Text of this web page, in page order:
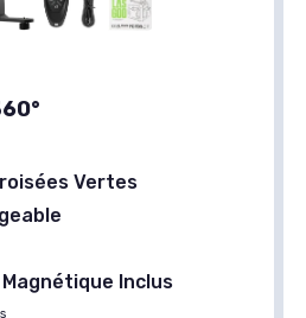
Vertes
Inclus